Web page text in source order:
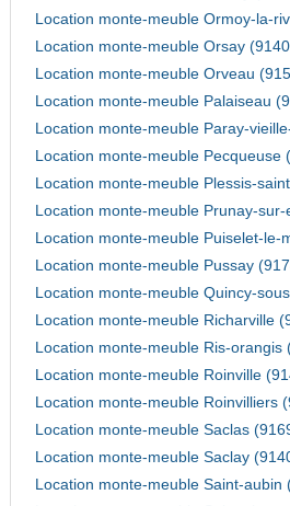
Location monte-meuble Ormoy-la-
Location monte-meuble Orsay
Location monte-meuble Orveau
Location monte-meuble Palaiseau
Location monte-meuble Paray-
Location monte-meuble Pecqueuse
Location monte-meuble Plessis-
Location monte-meuble Prunay-
Location monte-meuble Puiselet-le-
Location monte-meuble Pussay
Location monte-meuble Quincy-
Location monte-meuble Richarville
Location monte-meuble Ris-orangis
Location monte-meuble Roinville
Location monte-meuble Roinvilliers
Location monte-meuble Saclas
Location monte-meuble Saclay
Location monte-meuble Saint-aubin